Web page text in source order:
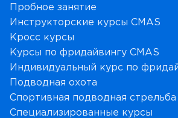
Пробное занятие
Инструкторские курсы CMAS
Кросс курсы
Курсы по фридайвингу CMAS
Индивидуальный курс по
Подводная охота
Спортивная подводная стрельба
Специализированные курсы